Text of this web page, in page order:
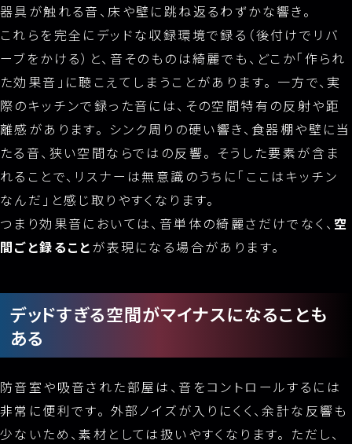
器具が触れる音、床や壁に跳ね返るわずかな響き。
これらを完全にデッドな収録環境で録る（後付けでリバ
ーブをかける）と、音そのものは綺麗でも、どこか「作られ
た効果音」に聴こえてしまうことがあります。 一方で、実
際のキッチンで録った音には、その空間特有の反射や距
離感があります。 シンク周りの硬い響き、食器棚や壁に当
たる音、狭い空間ならではの反響。 そうした要素が含ま
れることで、リスナーは無意識のうちに「ここはキッチン
なんだ」と感じ取りやすくなります。
つまり効果音においては、音単体の綺麗さだけでなく、 空
間ごと録ることが表現になる場合があります。
デッドすぎる空間がマイナスになることも
ある
防音室や吸音された部屋は、音をコントロールするには
非常に便利です。 外部ノイズが入りにくく、余計な反響も
少ないため、素材としては扱いやすくなります。 ただし、